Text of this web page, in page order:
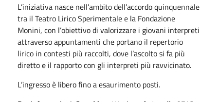
L’iniziativa nasce nell’ambito dell’accordo quinquennale
tra il Teatro Lirico Sperimentale e la Fondazione
Monini, con l’obiettivo di valorizzare i giovani interpreti
attraverso appuntamenti che portano il repertorio
lirico in contesti più raccolti, dove l’ascolto si fa più
diretto e il rapporto con gli interpreti più ravvicinato.
L’ingresso è libero fino a esaurimento posti.